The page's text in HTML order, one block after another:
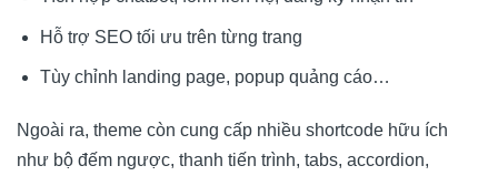
Hỗ trợ SEO tối ưu trên từng trang
Tùy chỉnh landing page, popup quảng cáo…
Ngoài ra, theme còn cung cấp nhiều shortcode hữu ích
như bộ đếm ngược, thanh tiến trình, tabs, accordion,